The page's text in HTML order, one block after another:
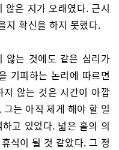
않은 지가 오래였다. 근시
지 확신을 하지 못했다.
않는 것에도 같은 심리가
기피하는 논리에 따르면
않는 것은 시간이 아깝
는 아직 제게 해야 할 일
고 있었다. 넓은 홀의 의
식이 될 것 같았다. 그 정